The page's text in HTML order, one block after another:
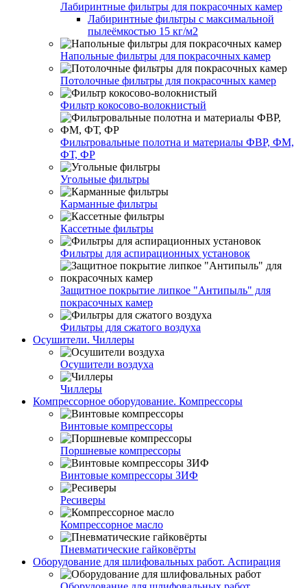
Лабиринтные фильтры для покрасочных камер
Лабиринтные фильтры с максимальной
пылеёмкостью 15 кг/м2
Напольные фильтры для покрасочных камер
Потолочные фильтры для покрасочных камер
Фильтр кокосово-волокнистый
Фильтровальные полотна и материалы ФВР, ФМ,
ФТ, ФР
Угольные фильтры
Карманные фильтры
Кассетные фильтры
Фильтры для аспирационных установок
Защитное покрытие липкое "Антипыль" для
покрасочных камер
Фильтры для сжатого воздуха
Осушители. Чиллеры
Осушители воздуха
Чиллеры
Компрессорное оборудование. Компрессоры
Винтовые компрессоры
Поршневые компрессоры
Винтовые компрессоры ЗИФ
Ресиверы
Компрессорное масло
Пневматические гайковёрты
Оборудование для шлифовальных работ. Аспирация